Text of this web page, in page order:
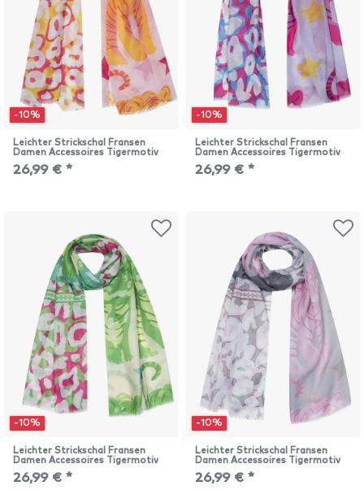
-10%
Leichter Strickschal Fransen
Damen Accessoires Tigermotiv
26,99 € *
-10%
Leichter Strickschal Fransen
Damen Accessoires Tigermotiv
26,99 € *
-10%
Leichter Strickschal Fransen
Damen Accessoires Tigermotiv
26,99 € *
-10%
Leichter Strickschal Fransen
Damen Accessoires Tigermotiv
26,99 € *